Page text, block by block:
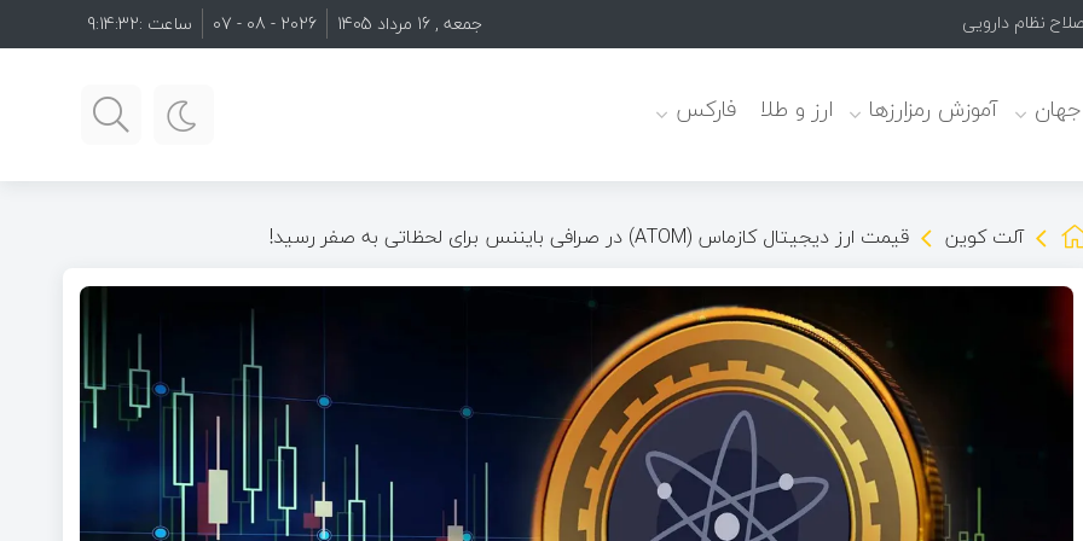
نظام دارویی جمعه , 16 مرداد 1405 2026 - 08 - 07 ساعت :9:14:33
جهان آموزش رمزارزها ارز و طلا فارکس
آلت کوین قیمت ارز دیجیتال کازماس (ATOM) در صرافی بایننس برای لحظاتی به صفر رسید!